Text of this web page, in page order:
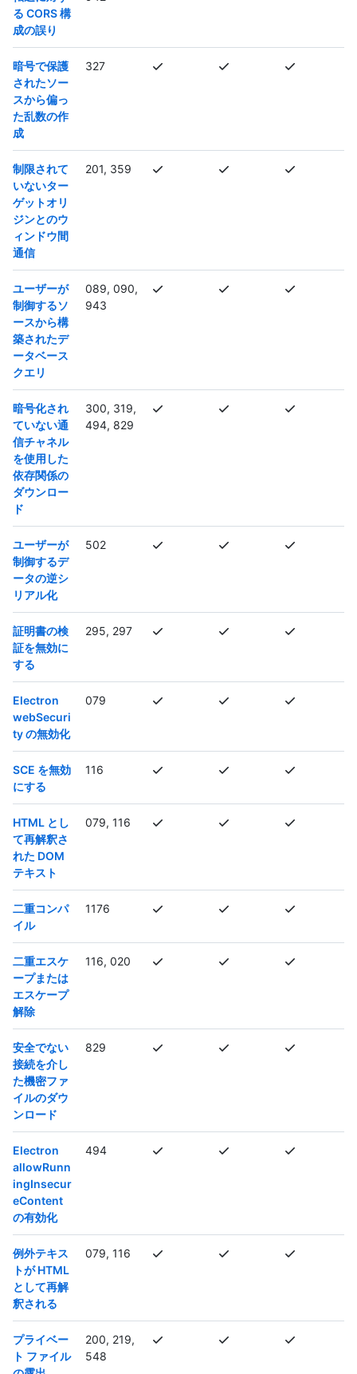
る CORS 構
成の誤り
暗号で保護
されたソー
スから偏っ
た乱数の作
成
327
制限されて
いないター
ゲットオリ
ジンとのウ
ィンドウ間
通信
201, 359
ユーザーが
制御するソ
ースから構
築されたデ
ータベース
クエリ
089, 090,
943
暗号化され
ていない通
信チャネル
を使用した
依存関係の
ダウンロー
ド
300, 319,
494, 829
ユーザーが
制御するデ
ータの逆シ
リアル化
502
証明書の検
証を無効に
する
295, 297
Electron
webSecuri
ty の無効化
079
SCE を無効
にする
116
HTML とし
て再解釈さ
れた DOM
テキスト
079, 116
二重コンパ
イル
1176
二重エスケ
ープまたは
エスケープ
解除
116, 020
安全でない
接続を介し
た機密ファ
イルのダウ
ンロード
829
Electron
allowRunn
ingInsecur
eContent
の有効化
494
例外テキス
トが HTML
として再解
釈される
079, 116
プライベー
ト ファイル
200, 219,
548